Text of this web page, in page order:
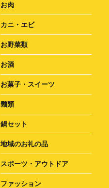
お肉
カニ・エビ
お野菜類
お酒
お菓子・スイーツ
麺類
鍋セット
地域のお礼の品
スポーツ・アウトドア
ファッション